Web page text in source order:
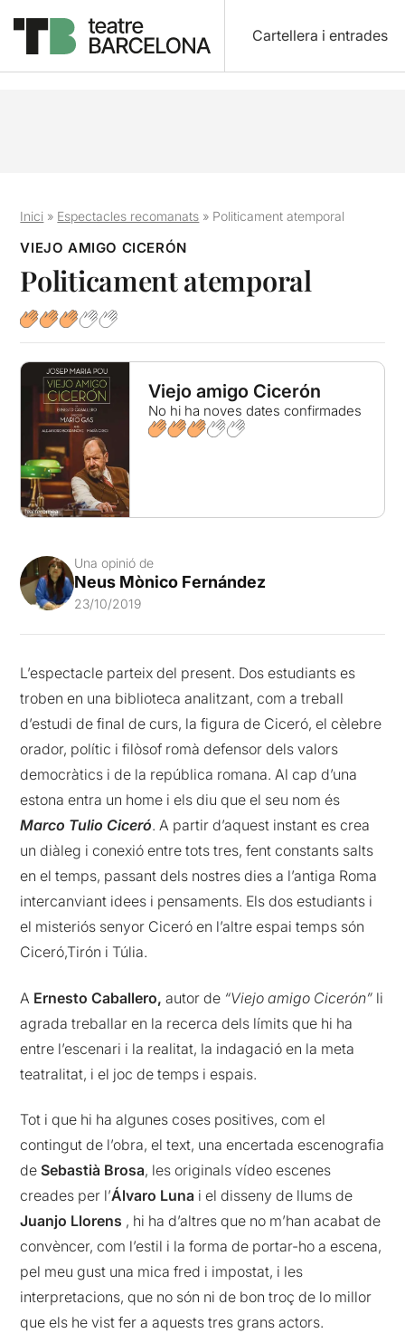
Cartellera i entrades
Inici » Espectacles recomanats » Politicament atemporal
VIEJO AMIGO CICERÓN
Politicament atemporal
Viejo amigo Cicerón
No hi ha noves dates confirmades
Una opinió de
Neus Mònico Fernández
23/10/2019
L’espectacle parteix del present. Dos estudiants es
troben en una biblioteca analitzant, com a treball
d’estudi de final de curs, la figura de Ciceró, el cèlebre
orador, polític i filòsof romà defensor dels valors
democràtics i de la república romana. Al cap d’una
estona entra un home i els diu que el seu nom és
Marco Tulio Ciceró. A partir d’aquest instant es crea
un diàleg i conexió entre tots tres, fent constants salts
en el temps, passant dels nostres dies a l’antiga Roma
intercanviant idees i pensaments. Els dos estudiants i
el misteriós senyor Ciceró en l’altre espai temps són
Ciceró,Tirón i Túlia.
A Ernesto Caballero,autor de “Viejo amigo Cicerón” li
agrada treballar en la recerca dels límits que hi ha
entre l’escenari i la realitat, la indagació en la meta
teatralitat, i el joc de temps i espais.
Tot i que hi ha algunes coses positives, com el
contingut de l’obra, el text, una encertada escenografia
deSebastià Brosa, les originals vídeo escenes
creades per l’Álvaro Luna i el disseny de llums de
Juanjo Llorens , hi ha d’altres que no m’han acabat de
convèncer, com l’estil i la forma de portar-ho a escena,
pel meu gust una mica fred i impostat, i les
interpretacions, que no són ni de bon troç de lo millor
que els he vist fer a aquests tres grans actors.